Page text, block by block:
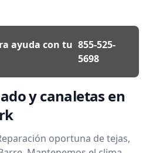
ayuda con tu 855-525-
5698
y canaletas en
oportuna de tejas,